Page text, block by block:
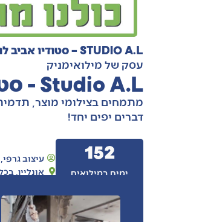
STUDIO A.L – סטודיו אביב לוי
עסק של מילואימניק
Studio A.L - סטודיו לצילום מסחרי ועיצוב גרפי
מתמחים בצילומי מוצר, תדמית
דברים יפים יחד!
עיצוב גרפי
אונליין
ימים במילואים
152